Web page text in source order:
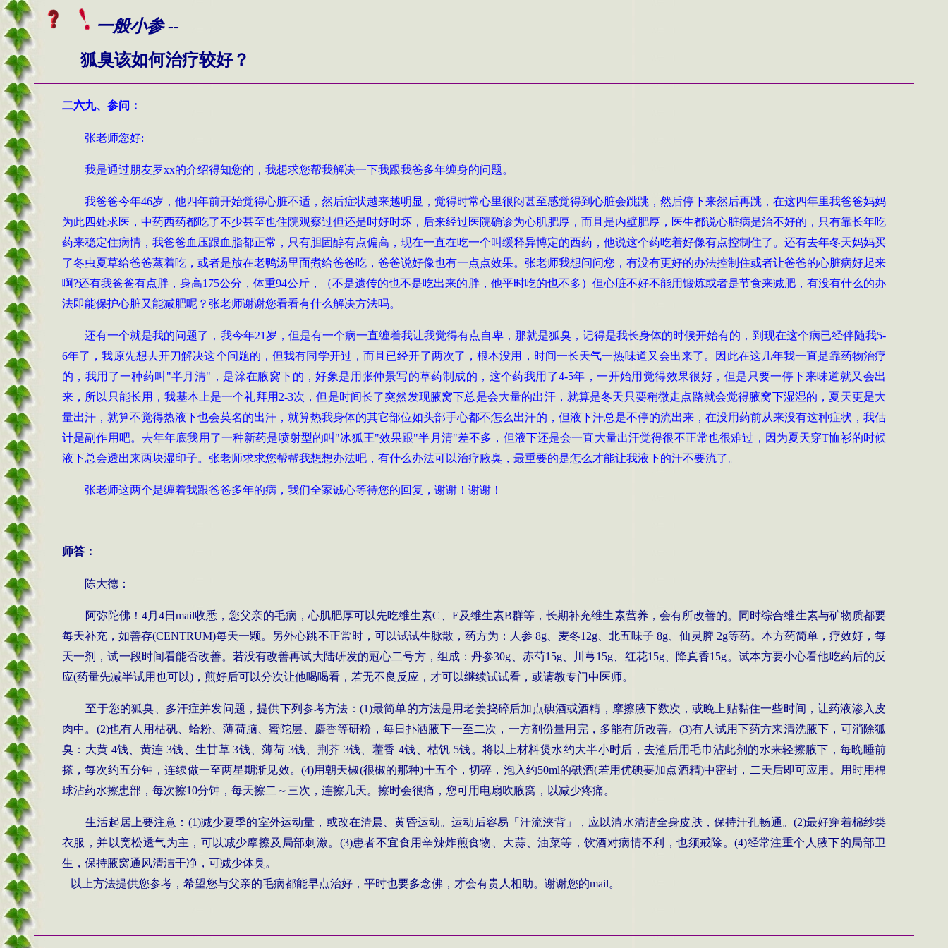
一般小参 --
狐臭该如何治疗较好？
二六九、 参问 ：
张老师您好:
我是通过朋友罗xx的介绍得知您的，我想求您帮我解决一下我跟我爸多年缠身的问题。
我爸爸今年46岁，他四年前开始觉得心脏不适，然后症状越来越明显，觉得时常心里很闷甚至感觉得到心脏会跳跳，然后停下来然后再跳，在这四年里我爸爸妈妈
为此四处求医，中药西药都吃了不少甚至也住院观察过但还是时好时坏，后来经过医院确诊为心肌肥厚，而且是内壁肥厚，医生都说心脏病是治不好的，只有靠长年吃
药来稳定住病情，我爸爸血压跟血脂都正常，只有胆固醇有点偏高，现在一直在吃一个叫缓释异博定的西药，他说这个药吃着好像有点控制住了。还有去年冬天妈妈买
了冬虫夏草给爸爸蒸着吃，或者是放在老鸭汤里面煮给爸爸吃，爸爸说好像也有一点点效果。张老师我想问问您，有没有更好的办法控制住或者让爸爸的心脏病好起来
啊?还有我爸爸有点胖，身高175公分，体重94公斤，（不是遗传的也不是吃出来的胖，他平时吃的也不多）但心脏不好不能用锻炼或者是节食来减肥，有没有什么的办
法即能保护心脏又能减肥呢？张老师谢谢您看看有什么解决方法吗。
还有一个就是我的问题了，我今年21岁，但是有一个病一直缠着我让我觉得有点自卑，那就是狐臭，记得是我长身体的时候开始有的，到现在这个病已经伴随我5-
6年了，我原先想去开刀解决这个问题的，但我有同学开过，而且已经开了两次了，根本没用，时间一长天气一热味道又会出来了。因此在这几年我一直是靠药物治疗
的，我用了一种药叫"半月清"，是涂在腋窝下的，好象是用张仲景写的草药制成的，这个药我用了4-5年，一开始用觉得效果很好，但是只要一停下来味道就又会出
来，所以只能长用，我基本上是一个礼拜用2-3次，但是时间长了突然发现腋窝下总是会大量的出汗，就算是冬天只要稍微走点路就会觉得腋窝下湿湿的，夏天更是大
量出汗，就算不觉得热液下也会莫名的出汗，就算热我身体的其它部位如头部手心都不怎么出汗的，但液下汗总是不停的流出来，在没用药前从来没有这种症状，我估
计是副作用吧。去年年底我用了一种新药是喷射型的叫"冰狐王"效果跟"半月清"差不多，但液下还是会一直大量出汗觉得很不正常也很难过，因为夏天穿T恤衫的时候
液下总会透出来两块湿印子。张老师求求您帮帮我想想办法吧，有什么办法可以治疗腋臭，最重要的是怎么才能让我液下的汗不要流了。
张老师这两个是缠着我跟爸爸多年的病，我们全家诚心等待您的回复，谢谢！谢谢！
师答：
陈大德：
阿弥陀佛！4月4日mail收悉，您父亲的毛病，心肌肥厚可以先吃维生素C、E及维生素B群等，长期补充维生素营养，会有所改善的。同时综合维生素与矿物质都要
每天补充，如善存(CENTRUM)每天一颗。另外心跳不正常时，可以试试生脉散，药方为：人参 8g、麦冬12g、北五味子 8g、仙灵脾 2g等药。本方药简单，疗效好，每
天一剂，试一段时间看能否改善。若没有改善再试大陆研发的冠心二号方，组成：丹参30g、赤芍15g、川芎15g、红花15g、降真香15g。试本方要小心看他吃药后的反
应(药量先减半试用也可以)，煎好后可以分次让他喝喝看，若无不良反应，才可以继续试试看，或请教专门中医师。
至于您的狐臭、多汗症并发问题，提供下列参考方法： (1)最简单的方法是用老姜捣碎后加点碘酒或酒精，摩擦腋下数次，或晚上贴黏住一些时间，让药液渗入皮
肉中。 (2)也有人用枯矾、蛤粉、薄荷脑、蜜陀层、麝香等研粉，每日扑洒腋下一至二次，一方剂份量用完，多能有所改善。(3)有人试用下药方来清洗腋下，可消除狐
臭：大黄 4钱、黄连 3钱、生甘草 3钱、薄荷 3钱、荆芥 3钱、藿香 4钱、枯钒 5钱。将以上材料煲水约大半小时后，去渣后用毛巾沾此剂的水来轻擦腋下，每晚睡前
搽，每次约五分钟，连续做一至两星期渐见效。 (4)用朝天椒(很椒的那种)十五个，切碎，泡入约50ml的碘酒(若用优碘要加点酒精)中密封，二天后即可应用。用时用棉
球沾药水擦患部，每次擦10分钟，每天擦二～三次，连擦几天。擦时会很痛，您可用电扇吹腋窝，以减少疼痛。
生活起居上要注意：(1)减少夏季的室外运动量，或改在清晨、黄昏运动。运动后容易「汗流浃背」，应以清水清洁全身皮肤，保持汗孔畅通。(2)最好穿着棉纱类
衣服，并以宽松透气为主，可以减少摩擦及局部刺激。(3)患者不宜食用辛辣炸煎食物、大蒜、油菜等，饮酒对病情不利，也须戒除。(4)经常注重个人腋下的局部卫
生，保持腋窝通风清洁干净，可减少体臭。
以上方法提供您参考，希望您与父亲的毛病都能早点治好，平时也要多念佛，才会有贵人相助。谢谢您的mail。